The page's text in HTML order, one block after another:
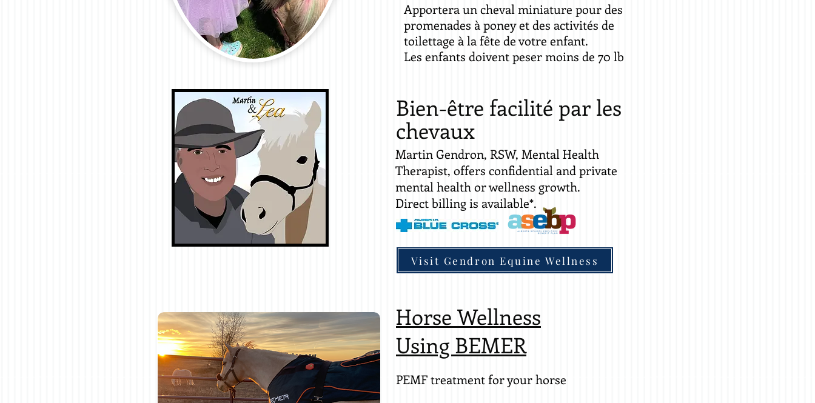
Apportera un cheval miniature pour des
promenades à poney et des activités de
toilettage à la fête de votre enfant.
Les enfants doivent peser moins de 70 lb
Bien-être facilité par les
chevaux
Martin Gendron, RSW, Mental Health
Therapist, offers confidential and private
mental health or wellness growth.
Direct billing is available*.
Visit Gendron Equine Wellness
Horse Wellness
Using BEMER
PEMF treatment for your horse